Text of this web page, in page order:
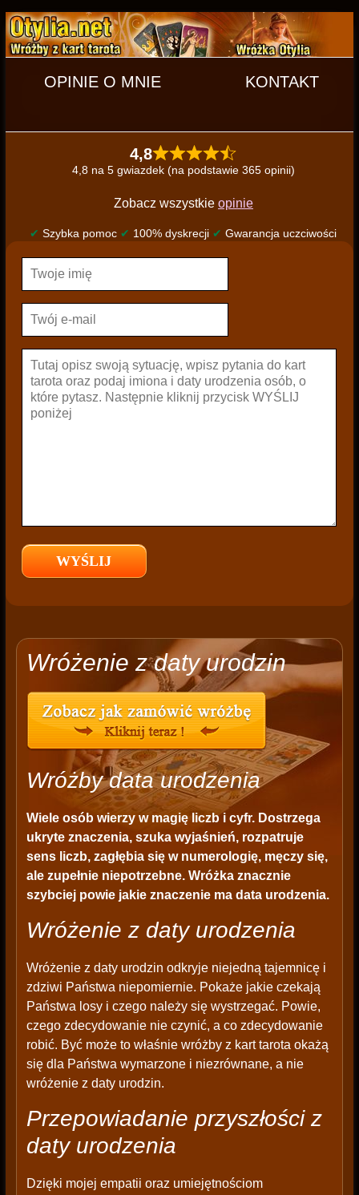
OPINIE O MNIE KONTAKT
4,8
4,8 na 5 gwiazdek (na podstawie 365 opinii)
Zobacz wszystkie opinie
✔ Szybka pomoc ✔ 100% dyskrecji ✔ Gwarancja uczciwości
Wróżenie z daty urodzin
Wróżby data urodzenia
Wiele osób wierzy w magię liczb i cyfr. Dostrzega
ukryte znaczenia, szuka wyjaśnień, rozpatruje
sens liczb, zagłębia się w numerologię, męczy się,
ale zupełnie niepotrzebne. Wróżka znacznie
szybciej powie jakie znaczenie ma data urodzenia.
Wróżenie z daty urodzenia
Wróżenie z daty urodzin odkryje niejedną tajemnicę i
zdziwi Państwa niepomiernie. Pokaże jakie czekają
Państwa losy i czego należy się wystrzegać. Powie,
czego zdecydowanie nie czynić, a co zdecydowanie
robić. Być może to właśnie wróżby z kart tarota okażą
się dla Państwa wymarzone i niezrównane, a nie
wróżenie z daty urodzin.
Przepowiadanie przyszłości z
daty urodzenia
Dzięki mojej empatii oraz umiejętnościom